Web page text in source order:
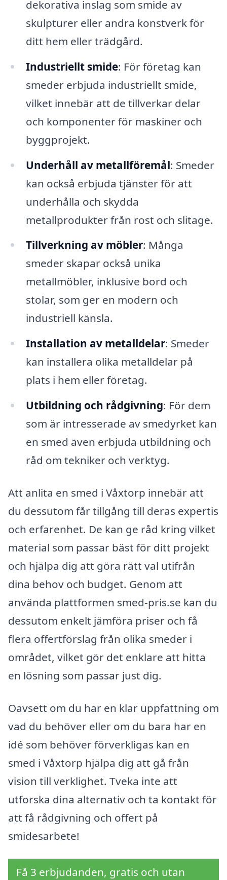
dekorativa inslag som smide av
skulpturer eller andra konstverk för
ditt hem eller trädgård.
Industriellt smide: För företag kan
smeder erbjuda industriellt smide,
vilket innebär att de tillverkar delar
och komponenter för maskiner och
byggprojekt.
Underhåll av metallföremål: Smeder
kan också erbjuda tjänster för att
underhålla och skydda
metallprodukter från rost och slitage.
Tillverkning av möbler: Många
smeder skapar också unika
metallmöbler, inklusive bord och
stolar, som ger en modern och
industriell känsla.
Installation av metalldelar: Smeder
kan installera olika metalldelar på
plats i hem eller företag.
Utbildning och rådgivning: För dem
som är intresserade av smedyrket kan
en smed även erbjuda utbildning och
råd om tekniker och verktyg.
Att anlita en smed i Våxtorp innebär att
du dessutom får tillgång till deras expertis
och erfarenhet. De kan ge råd kring vilket
material som passar bäst för ditt projekt
och hjälpa dig att göra rätt val utifrån
dina behov och budget. Genom att
använda plattformen smed-pris.se kan du
dessutom enkelt jämföra priser och få
flera offertförslag från olika smeder i
området, vilket gör det enklare att hitta
en lösning som passar just dig.
Oavsett om du har en klar uppfattning om
vad du behöver eller om du bara har en
idé som behöver förverkligas kan en
smed i Våxtorp hjälpa dig att gå från
vision till verklighet. Tveka inte att
utforska dina alternativ och ta kontakt för
att få rådgivning och offert på
smidesarbete!
Få 3 erbjudanden, gratis och utan